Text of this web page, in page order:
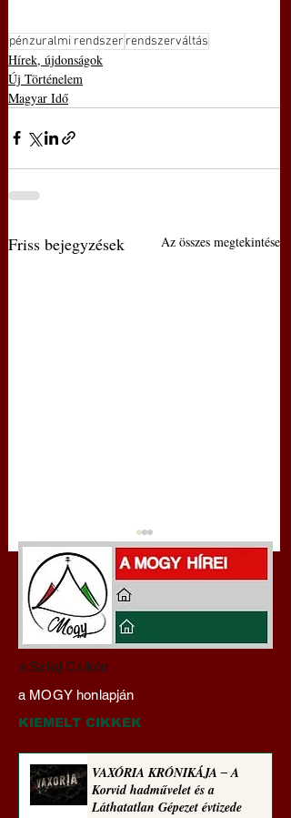
pénzuralmi rendszer rendszerváltás
Hírek, újdonságok
Új Történelem
Magyar Idő
Friss bejegyzések Az összes megtekintése
Miért tabu Fauci
büntetőjogi felelősségre
vonása
a Szilaj Csikón
a MOGY honlapján
KIEMELT CIKKEK
VAXÓRIA KRÓNIKÁJA ‒ A
Korvid hadművelet és a
Láthatatlan Gépezet évtizede